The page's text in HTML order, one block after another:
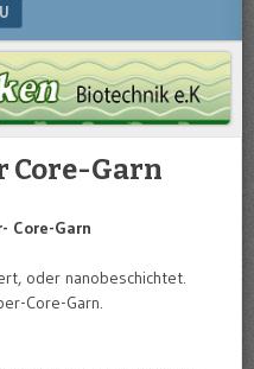
Core-Garn
Core-Garn
oder nanobeschichtet.
Core-Garn.